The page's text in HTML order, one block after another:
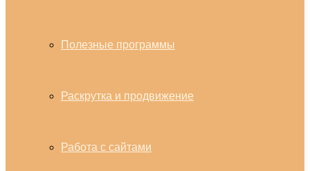
Полезные программы
Раскрутка и продвижение
Работа с сайтами